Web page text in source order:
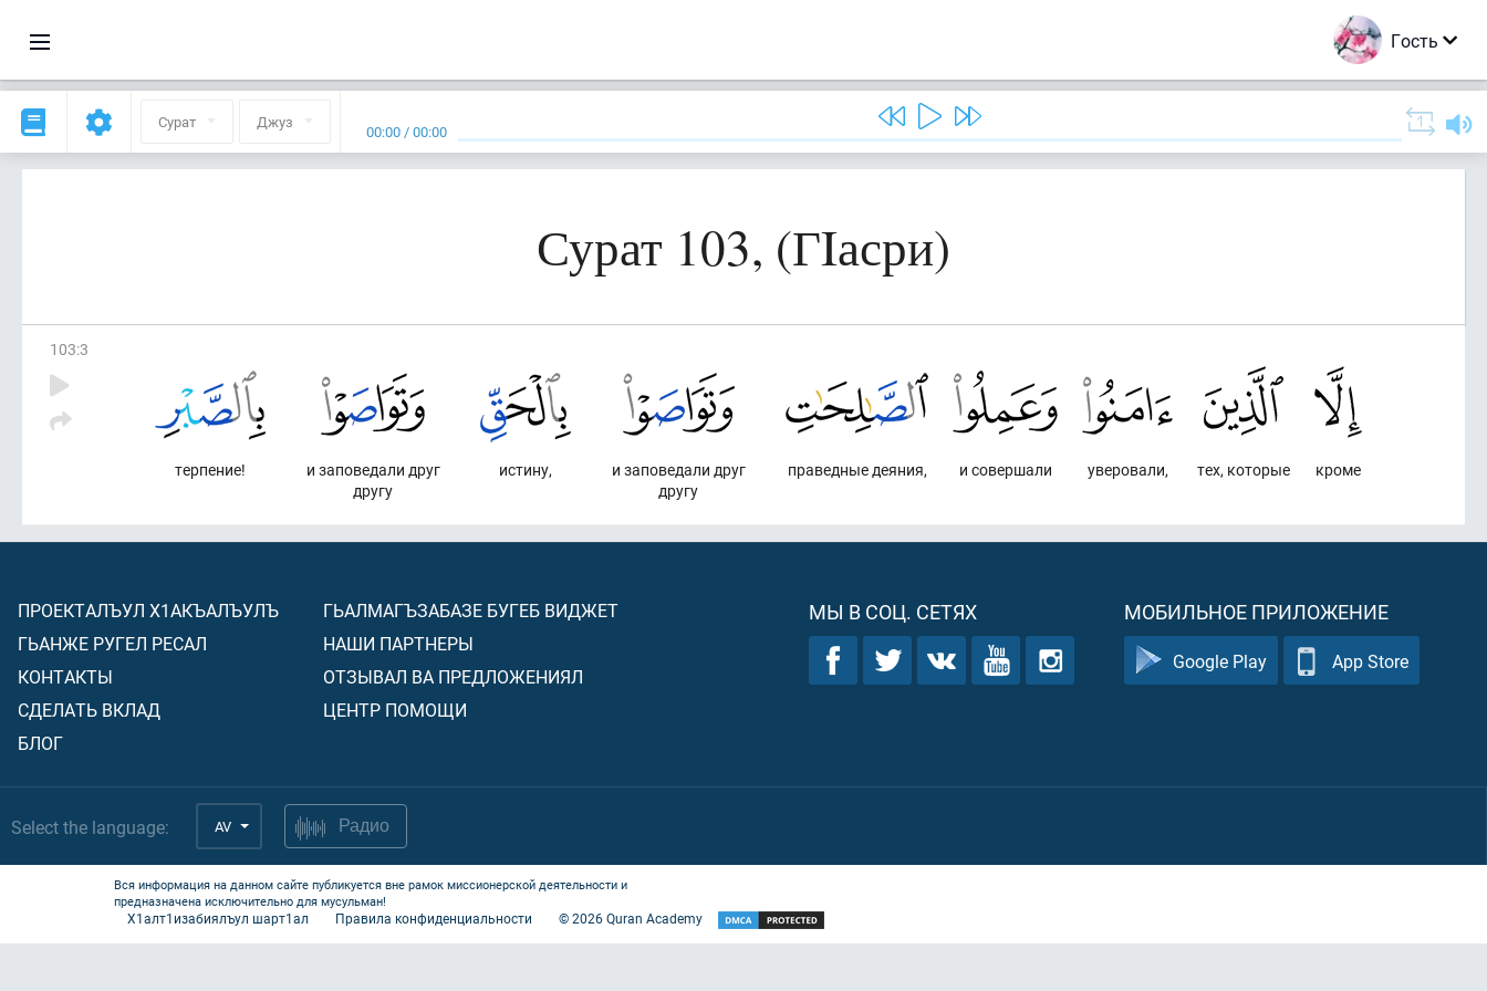
Гость
Сурат Джуз 00:00 /00:00
Сурат 103, (ГIасри)
103:3
кроме
тех, которые
уверовали,
и совершали
праведные деяния,
и заповедали друг
другу
истину,
и заповедали друг
другу
терпение!
ПРОЕКТАЛЪУЛ Х1АКЪАЛЪУЛЪ
ГЬАНЖЕ РУГЕЛ РЕСАЛ
КОНТАКТЫ
СДЕЛАТЬ ВКЛАД
БЛОГ
ГЬАЛМАГЪЗАБАЗЕ БУГЕБ ВИДЖЕТ
НАШИ ПАРТНЕРЫ
ОТЗЫВАЛ ВА ПРЕДЛОЖЕНИЯЛ
ЦЕНТР ПОМОЩИ
МЫ В СОЦ. СЕТЯХ МОБИЛЬНОЕ ПРИЛОЖЕНИЕ
Google Play App Store
Select the language: AV Радио
Вся информация на данном сайте публикуется вне рамок миссионерской деятельности и
предназначена исключительно для мусульман!
Х1алт1изабиялъул шарт1ал Правила конфиденциальности ©2026Quran Academy